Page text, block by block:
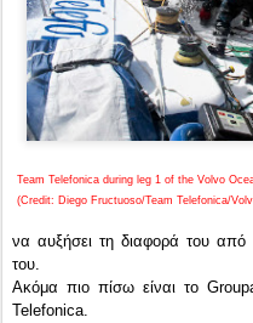
Team Telefonica during leg 1 of the Volvo
(Credit: Diego Fructuoso/Team Telefonica/
να αυξήσει τη διαφορά του
του.
Ακόμα πιο πίσω είναι το
Telefonica.